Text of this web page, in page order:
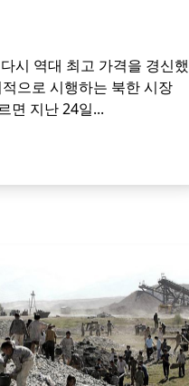
시 역대 최고 가격을 경신했
으로 시행하는 북한 시장
면 지난 24일...